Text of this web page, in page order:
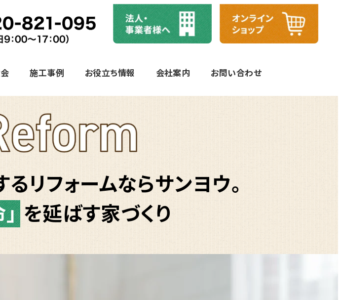
施工事例 お役立ち情報 会社案内 お問い合わせ
リフォームならサンヨウ。
を延ばす家づくり